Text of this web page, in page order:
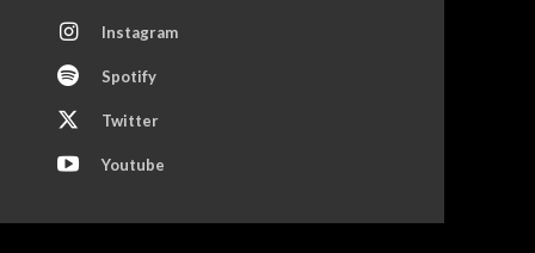
Instagram
Spotify
Twitter
Youtube